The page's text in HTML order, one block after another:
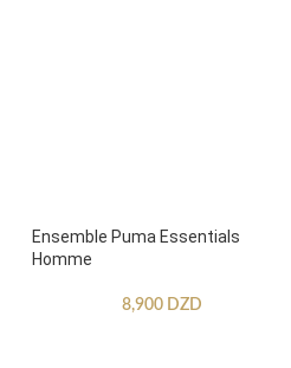
Ensemble Puma Essentials
Homme
8,900 DZD